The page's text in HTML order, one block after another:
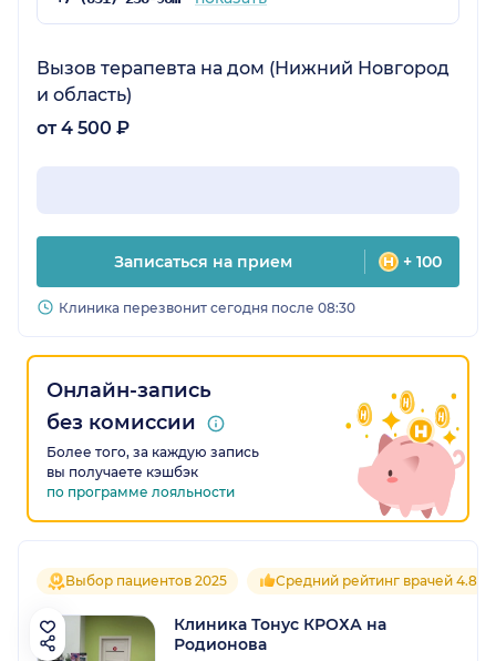
Вызов терапевта на дом (Нижний Новгород
и область)
от 4 500 ₽
Записаться на прием + 100
Клиника перезвонит сегодня после 08:30
Онлайн-запись
без комиссии
Более того, за каждую запись
вы получаете кэшбэк
по программе лояльности
Выбор пациентов 2025 Средний рейтинг врачей 4.8
Клиника Тонус КРОХА на
Родионова